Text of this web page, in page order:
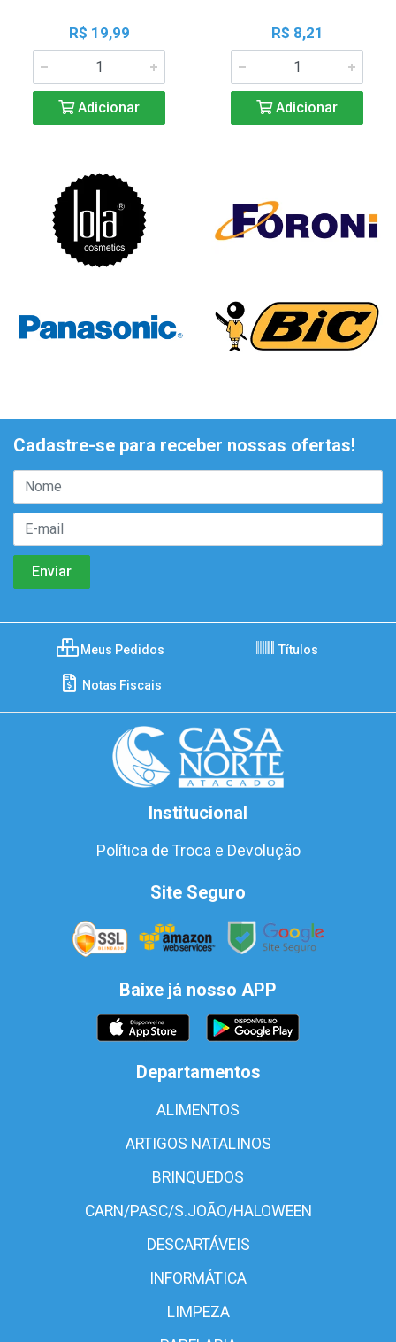
R$ 19,99
Adicionar
R$ 8,21
Adicionar
Cadastre-se para receber nossas ofertas!
Meus Pedidos Títulos
Notas Fiscais
Institucional
Política de Troca e Devolução
Site Seguro
Baixe já nosso APP
Departamentos
ALIMENTOS
ARTIGOS NATALINOS
BRINQUEDOS
CARN/PASC/S.JOÃO/HALOWEEN
DESCARTÁVEIS
INFORMÁTICA
LIMPEZA